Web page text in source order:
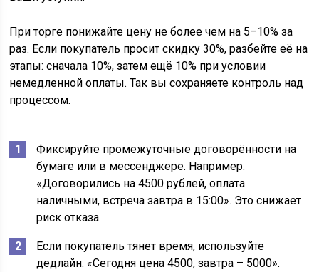
При торге понижайте цену не более чем на 5–10% за
раз. Если покупатель просит скидку 30%, разбейте её на
этапы: сначала 10%, затем ещё 10% при условии
немедленной оплаты. Так вы сохраняете контроль над
процессом.
Фиксируйте промежуточные договорённости на
бумаге или в мессенджере. Например:
«Договорились на 4500 рублей, оплата
наличными, встреча завтра в 15:00». Это снижает
риск отказа.
Если покупатель тянет время, используйте
дедлайн: «Сегодня цена 4500, завтра – 5000».